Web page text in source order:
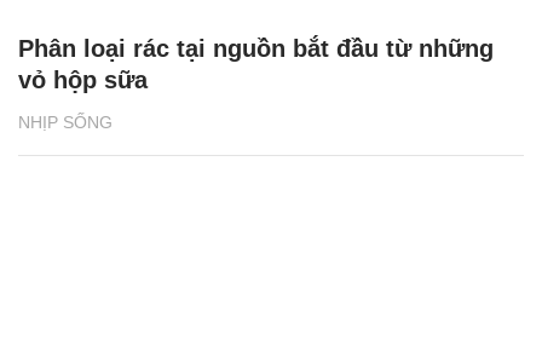
NHỊP SỐNG
Phân loại rác tại nguồn bắt đầu từ những
vỏ hộp sữa